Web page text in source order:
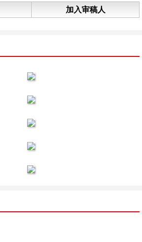
加入审稿人